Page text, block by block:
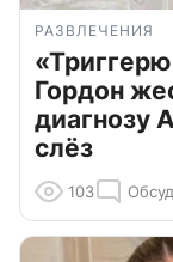
РАЗВЛЕЧЕНИЯ
Гордон
диагнозу
слёз
103